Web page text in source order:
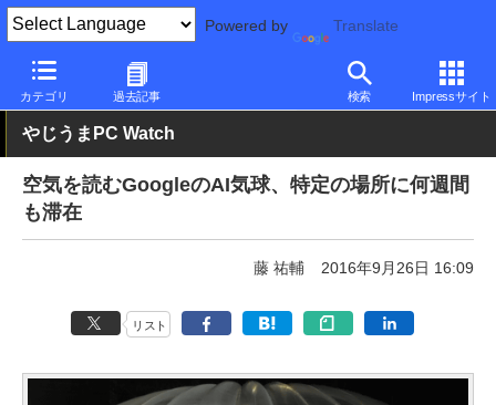
Powered by Translate
カテゴリ 過去記事 検索 Impressサイト
PC Watch 市場 サービス
やじうまPC Watch
空気を読むGoogleのAI気球、特定の場所に何週間
も滞在
藤 祐輔 2016年9月26日 16:09
リスト